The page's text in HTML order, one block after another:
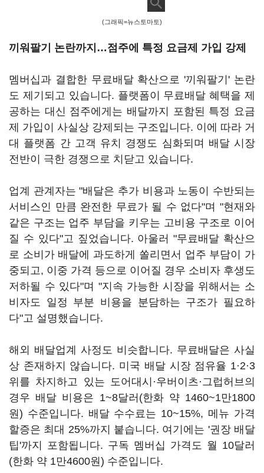
(그래픽=뉴스토마토)
끼워팔기 논란까지…점주에 특정 요금제 가입 강제
멤버십과 결합한 무료배달 확산으로 '끼워팔기' 논란
도 제기되고 있습니다. 플랫폼이 무료배달 혜택을 제
공하는 대신 점주에게는 배달까지 포함된 특정 요금
제 가입이 사실상 강제되는 구조입니다. 이에 따라 거
대 플랫폼 간 고객 유치 경쟁도 심화되며 배달 시장
전반이 극한 경쟁으로 치닫고 있습니다.
업계 관계자는 "배달은 추가 비용과 노동이 수반되는
서비스인 만큼 완전한 무료가 될 수 없다"며 "현재와
같은 구조는 업주 부담을 키우는 고비용 구조로 이어
질 수 있다"고 짚었습니다. 아울러 "무료배달 확산으
로 소비가 배달에 과도하게 쏠리면서 업주 부담이 가
중되고, 이중 가격 등으로 이어질 경우 소비자 후생도
저하될 수 있다"며 "지속 가능한 시장을 위해서는 소
비자도 일정 부분 비용을 분담하는 구조가 필요하
다"고 설명했습니다.
해외 배달업계 사정도 비슷합니다. 무료배달은 사실
상 존재하지 않습니다. 미국 배달 시장 점유율 1·2·3
위를 차지하고 있는 도어대시·우버이츠·그럽허브의
경우 배달 비용은 1~8달러(한화 약 1460~1만1800
원) 수준입니다. 배달 수수료는 10~15%, 메뉴 가격
할증은 최대 25%까지 붙습니다. 여기에는 '권장 배달
팁'까지 포함됩니다. 구독 멤버십 가격도 월 10달러
(한화 약 1만4600원) 수준입니다.